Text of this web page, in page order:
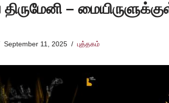
திருமேனி –
September 11, 2025 புத்தகம்